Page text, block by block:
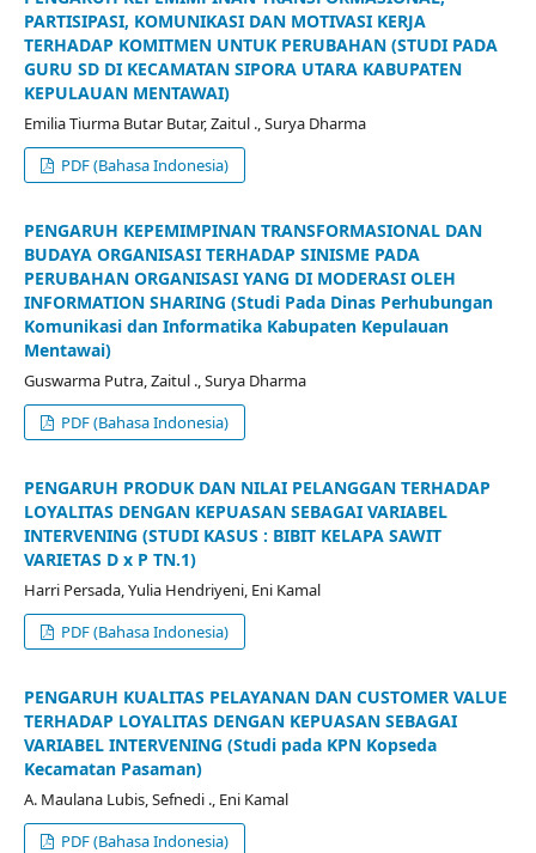
PARTISIPASI, KOMUNIKASI DAN MOTIVASI KERJA
TERHADAP KOMITMEN UNTUK PERUBAHAN (STUDI PADA
GURU SD DI KECAMATAN SIPORA UTARA KABUPATEN
KEPULAUAN MENTAWAI)
Emilia Tiurma Butar Butar, Zaitul ., Surya Dharma
PDF (Bahasa Indonesia)
PENGARUH KEPEMIMPINAN TRANSFORMASIONAL DAN
BUDAYA ORGANISASI TERHADAP SINISME PADA
PERUBAHAN ORGANISASI YANG DI MODERASI OLEH
INFORMATION SHARING (Studi Pada Dinas Perhubungan
Komunikasi dan Informatika Kabupaten Kepulauan
Mentawai)
Guswarma Putra, Zaitul ., Surya Dharma
PDF (Bahasa Indonesia)
PENGARUH PRODUK DAN NILAI PELANGGAN TERHADAP
LOYALITAS DENGAN KEPUASAN SEBAGAI VARIABEL
INTERVENING (STUDI KASUS : BIBIT KELAPA SAWIT
VARIETAS D x P TN.1)
Harri Persada, Yulia Hendriyeni, Eni Kamal
PDF (Bahasa Indonesia)
PENGARUH KUALITAS PELAYANAN DAN CUSTOMER VALUE
TERHADAP LOYALITAS DENGAN KEPUASAN SEBAGAI
VARIABEL INTERVENING (Studi pada KPN Kopseda
Kecamatan Pasaman)
A. Maulana Lubis, Sefnedi ., Eni Kamal
PDF (Bahasa Indonesia)